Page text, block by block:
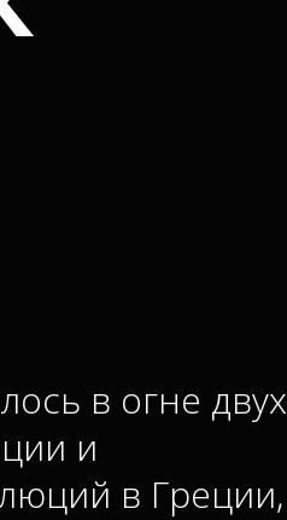
в огне двух
и
в Греции,